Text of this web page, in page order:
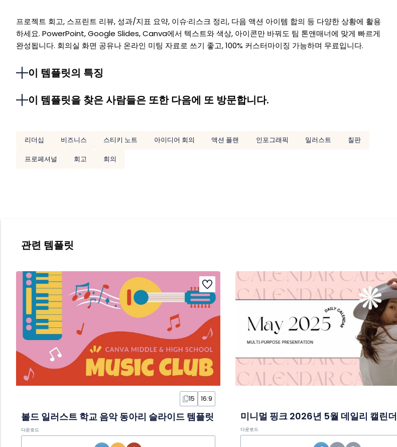
프로젝트 회고, 스프린트 리뷰, 성과/지표 요약, 이슈·리스크 정리, 다음 액션 아이템 합의 등 다양한 상황에 활용
하세요. PowerPoint, Google Slides, Canva에서 텍스트와 색상, 아이콘만 바꿔도 팀 톤앤매너에 맞게 빠르게
완성됩니다. 회의실 화면 공유나 온라인 미팅 자료로 쓰기 좋고, 100% 커스터마이징 가능하며 무료입니다.
이 템플릿의 특징
이 템플릿을 찾은 사람들은 또한 다음에 또 방문합니다.
리더십 비즈니스 스티키 노트 아이디어 회의 액션 플랜 인포그래픽 일러스트
칠판
프로페셔널
회고 회의
관련 템플릿
15 16:9
볼드 일러스트 학교 음악 동아리 슬라이드 템플릿
다운로드 다운로드